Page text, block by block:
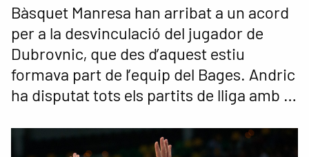
Bàsquet Manresa han arribat a un acord
per a la desvinculació del jugador de
Dubrovnic, que des d’aquest estiu
formava part de l’equip del Bages. Andric
ha disputat tots els partits de lliga amb …